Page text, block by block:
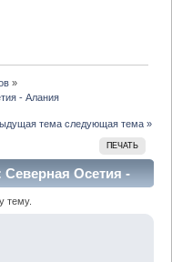
»
- Алания
тема следующая тема »
ПЕЧАТЬ
Северная Осетия -
тему.